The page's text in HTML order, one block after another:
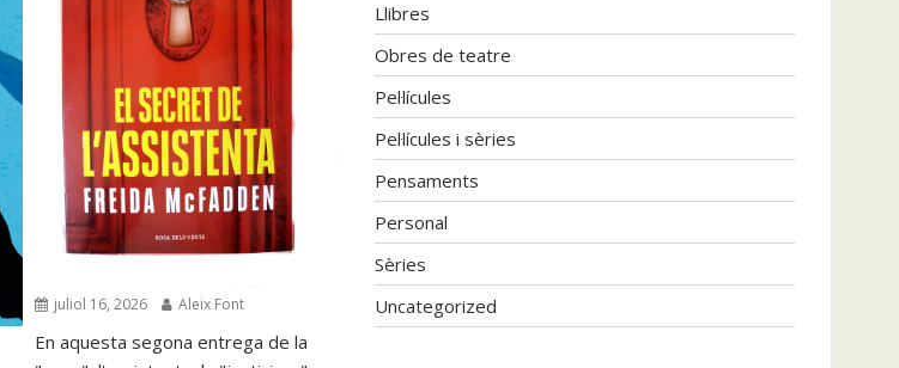
juliol 16, 2026 Aleix Font
En aquesta segona entrega de la
Llibres
Obres de teatre
Pel·lícules
Pel·lícules i sèries
Pensaments
Personal
Sèries
Uncategorized